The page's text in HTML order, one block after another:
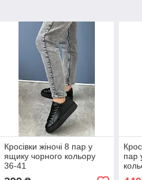
Кросівки жіночі 8 пар у
ящику чорного кольору
36-41
пар